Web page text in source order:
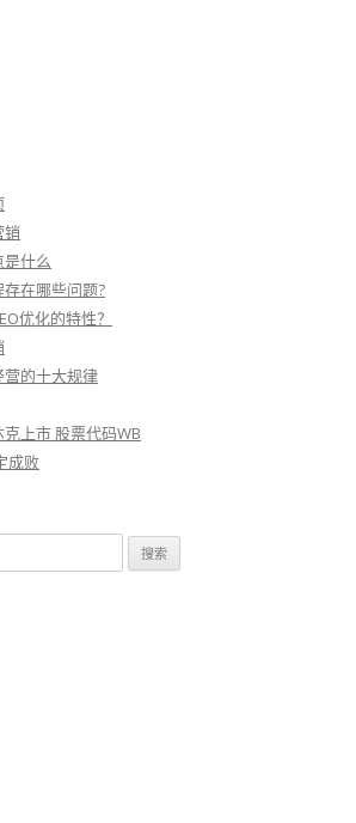
销
什么
在哪些问题?
优化的特性？
的十大规律
上市 股票代码WB
成败